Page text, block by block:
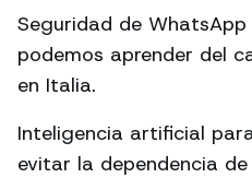
Seguridad de WhatsApp
podemos aprender del
en Italia.
Inteligencia artificial
evitar la dependencia